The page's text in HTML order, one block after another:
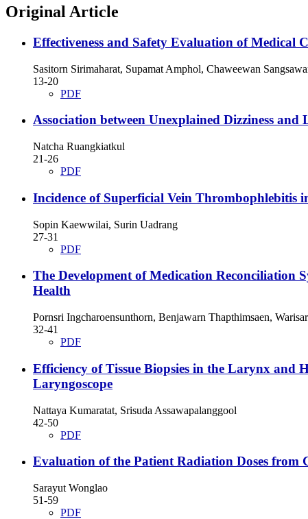
Original Article
Effectiveness and Safety Evaluation of Medical
Sasitorn Sirimaharat, Supamat Amphol, Chaweewan
13-20
PDF
Association between Unexplained Dizziness
Natcha Ruangkiatkul
21-26
PDF
Incidence of Superficial Vein Thrombophlebitis
Sopin Kaewwilai, Surin Uadrang
27-31
PDF
The Development of Medication Reconciliation
Health
Pornsri Ingcharoensunthorn, Benjawarn Thapthimsaen,
32-41
PDF
Efficiency of Tissue Biopsies in the Larynx and
Laryngoscope
Nattaya Kumaratat, Srisuda Assawapalanggool
42-50
PDF
Evaluation of the Patient Radiation Doses
Sarayut Wonglao
51-59
PDF